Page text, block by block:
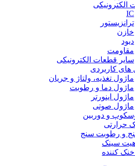
الکترونیکی
IC
ترانزیستور
خازن
دیود
مقاومت
سایر قطعات الکترونیکی
های کاربردی
ماژول تغذیه، ولتاژ و جریان
ماژول دما و رطوبت
ماژول اینورتر
ماژول صوتی
و دوربین
حرارتی
و رطوبت سنج
سینک
خنک کننده